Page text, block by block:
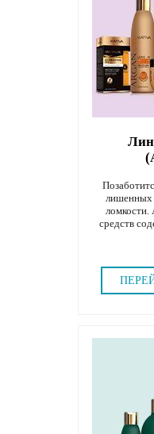
лишенных
средств